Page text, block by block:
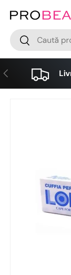
Sari la
Cǎutare
Cǎutare
Anterior